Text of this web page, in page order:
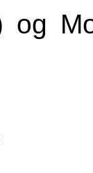
og